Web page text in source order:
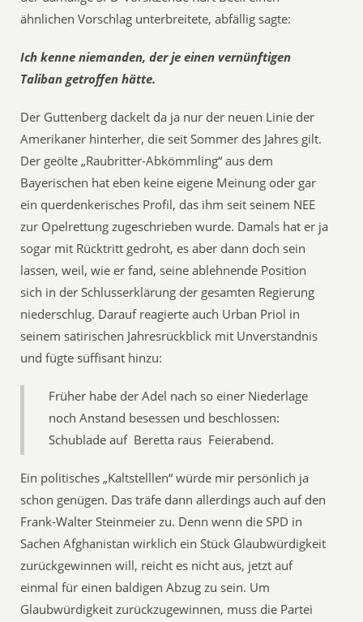
ähnlichen Vorschlag unterbreitete, abfällig sagte:
Ich kenne niemanden, der je einen vernünftigen
Taliban getroffen hätte.
Der Guttenberg dackelt da ja nur der neuen Linie der
Amerikaner hinterher, die seit Sommer des Jahres gilt.
Der geölte „Raubritter-Abkömmling“ aus dem
Bayerischen hat eben keine eigene Meinung oder gar
ein querdenkerisches Profil, das ihm seit seinem NEE
zur Opelrettung zugeschrieben wurde. Damals hat er ja
sogar mit Rücktritt gedroht, es aber dann doch sein
lassen, weil, wie er fand, seine ablehnende Position
sich in der Schlusserklärung der gesamten Regierung
niederschlug. Darauf reagierte auch Urban Priol in
seinem satirischen Jahresrückblick mit Unverständnis
und fügte süffisant hinzu:
Früher habe der Adel nach so einer Niederlage
noch Anstand besessen und beschlossen:
Schublade auf  Beretta raus  Feierabend.
Ein politisches „Kaltstelllen“ würde mir persönlich ja
schon genügen. Das träfe dann allerdings auch auf den
Frank-Walter Steinmeier zu. Denn wenn die SPD in
Sachen Afghanistan wirklich ein Stück Glaubwürdigkeit
zurückgewinnen will, reicht es nicht aus, jetzt auf
einmal für einen baldigen Abzug zu sein. Um
Glaubwürdigkeit zurückzugewinnen, muss die Partei